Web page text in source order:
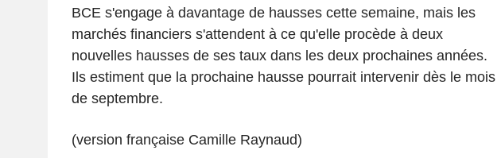
BCE s'engage à davantage de hausses cette semaine, mais les
marchés financiers s'attendent à ce qu'elle procède à deux
nouvelles hausses de ses taux dans les deux prochaines années.
Ils estiment que la prochaine hausse pourrait intervenir dès le mois
de septembre.
(version française Camille Raynaud)